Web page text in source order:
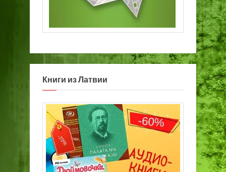
Книги из Латвии